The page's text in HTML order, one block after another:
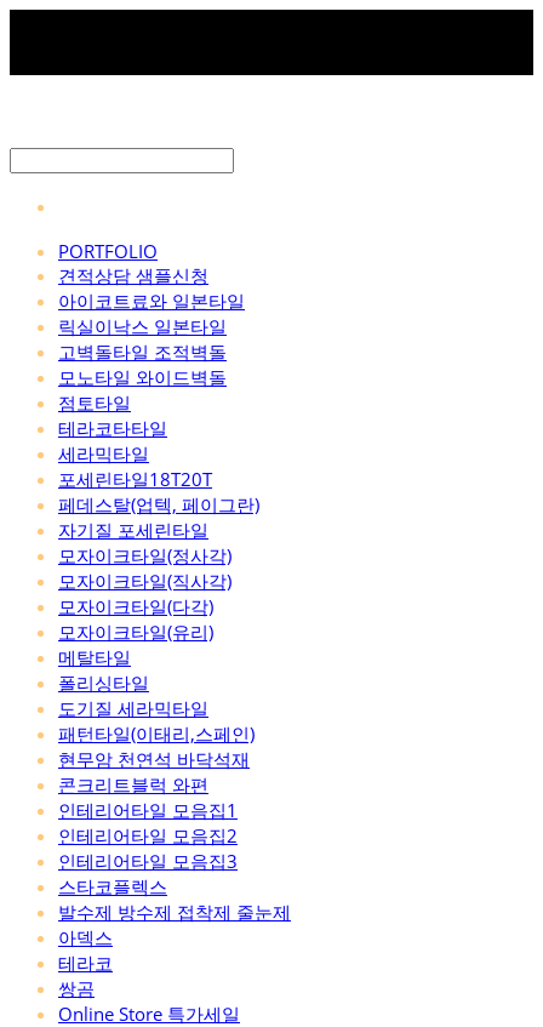
PORTFOLIO
견적상담 샘플신청
아이코트료와 일본타일
릭실이낙스 일본타일
고벽돌타일 조적벽돌
모노타일 와이드벽돌
점토타일
테라코타타일
세라믹타일
포세린타일18T20T
페데스탈(업텍, 페이그란)
자기질 포세린타일
모자이크타일(정사각)
모자이크타일(직사각)
모자이크타일(다각)
모자이크타일(유리)
메탈타일
폴리싱타일
도기질 세라믹타일
패턴타일(이태리,스페인)
현무암 천연석 바닥석재
콘크리트블럭 와편
인테리어타일 모음집1
인테리어타일 모음집2
인테리어타일 모음집3
스타코플렉스
발수제 방수제 접착제 줄눈제
아덱스
테라코
쌍곰
Online Store 특가세일